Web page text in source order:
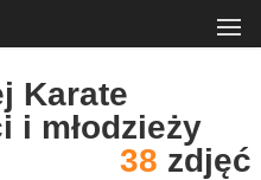
Karate
i młodzieży
38 zdjęć